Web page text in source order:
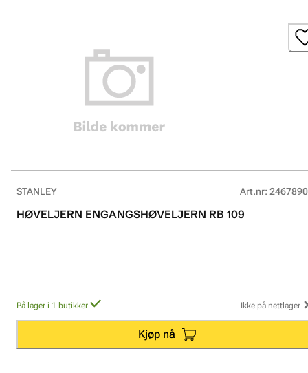
STANLEY Art.nr:
HØVELJERN ENGANGSHØVELJERN RB 109
På lager i 1 butikker Ikke på nettlager
Kjøp nå